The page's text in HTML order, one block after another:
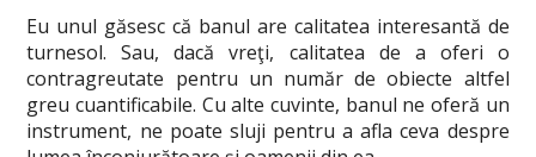
Eu unul găsesc că banul are calitatea interesantă de
turnesol. Sau, dacă vreţi, calitatea de a oferi o
contragreutate pentru un număr de obiecte altfel
greu cuantificabile. Cu alte cuvinte, banul ne oferă un
instrument, ne poate sluji pentru a afla ceva despre